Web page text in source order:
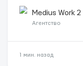
сидіти є). Ночной
Medius Work 2
Агентство
1 мин. назад